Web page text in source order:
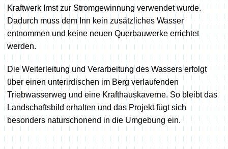
Kraftwerk Imst zur Stromgewinnung verwendet wurde.
Dadurch muss dem Inn kein zusätzliches Wasser
entnommen und keine neuen Querbauwerke errichtet
werden.
Die Weiterleitung und Verarbeitung des Wassers erfolgt
über einen unterirdischen im Berg verlaufenden
Triebwasserweg und eine Krafthauskaverne. So bleibt das
Landschaftsbild erhalten und das Projekt fügt sich
besonders naturschonend in die Umgebung ein.